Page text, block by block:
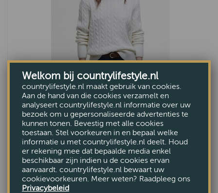
Damestrui Belford Aran
€149,95
Welkom bij countrylifestyle.nl
countrylifestyle.nl maakt gebruik van cookies.
Aan de hand van die cookies verzamelt en
analyseert countrylifestyle.nl informatie over uw
bezoek om u gepersonaliseerde advertenties te
kunnen tonen. Bevestig met alle cookies
toestaan. Stel voorkeuren in en bepaal welke
informatie u met countrylifestyle.nl deelt. Houd
er rekening mee dat bepaalde media enkel
beschikbaar zijn indien u de cookies ervan
aanvaardt. countrylifestyle.nl bewaart uw
cookievoorkeuren. Meer weten? Raadpleeg ons
Privacybeleid